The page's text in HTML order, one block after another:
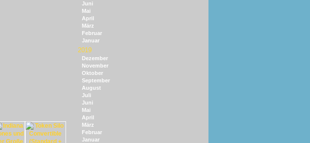
Juni
Mai
April
März
Februar
Januar
2019
Dezember
November
Oktober
September
August
Juli
Juni
Mai
April
März
Februar
Januar